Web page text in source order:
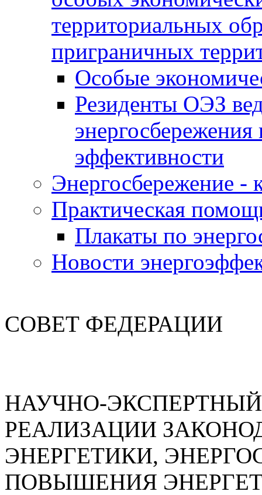
территориальных
приграничных
Особые
Резиденты ОЭЗ
эффективности
Энергосбережение -
Практическая
Плакаты по
Новости
СОВЕТ ФЕДЕРАЦИИ
НАУЧНО-
РЕАЛИЗАЦИИ
ЭНЕРГЕТИКИ,
ПОВЫШЕНИЯ